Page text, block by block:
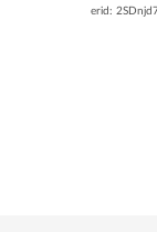
erid: